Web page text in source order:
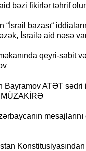
bəzi fikirlər təhrif
“İsrail bazası“
İsrailə aid nəsə
qeyri-sabit
ATƏT sədri
MÜZAKİRƏ
Konstitusiyasından